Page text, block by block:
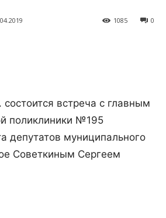
0
1085
состоится встреча с главным
поликлиники №195
депутатов муниципального
Советкиным Сергеем